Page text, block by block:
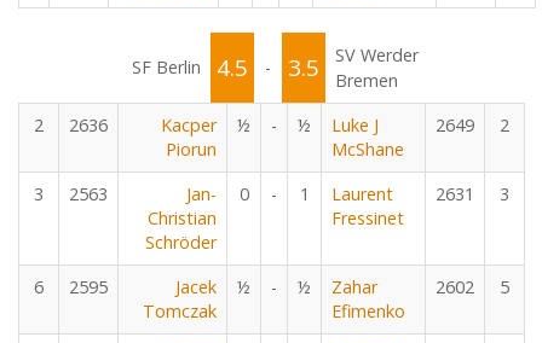
SF Berlin 4.5 - 3.5
SV Werder
Bremen
2
2636
Kacper
Piorun
½ - ½
Luke J
McShane
2649 2
3 2563
Jan-
Christian
Schröder
0 - 1
Laurent
Fressinet
2631 3
6 2595
Jacek
Tomczak
½ - ½
Zahar
Efimenko
2602 5